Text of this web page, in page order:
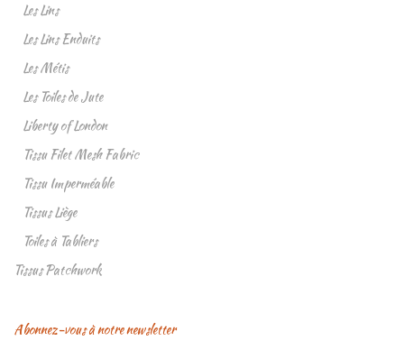
Les Lins
Les Lins Enduits
Les Métis
Les Toiles de Jute
Liberty of London
Tissu Filet Mesh Fabric
Tissu Imperméable
Tissus Liège
Toiles à Tabliers
Tissus Patchwork
Abonnez-vous à notre newsletter